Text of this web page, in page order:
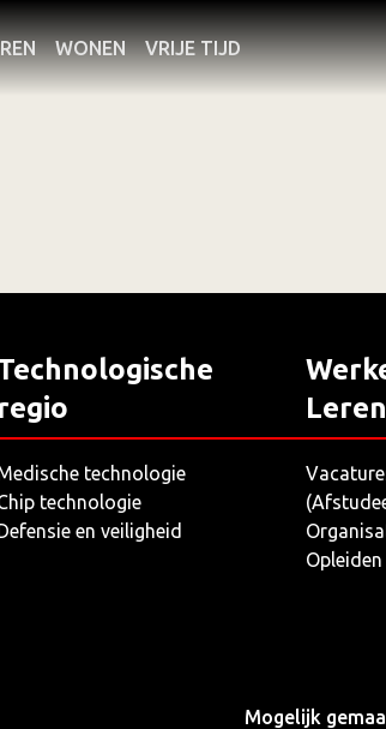
WONEN VRIJE TIJD
regio
technologie
technologie
en veiligheid
Leren
Mogelijk